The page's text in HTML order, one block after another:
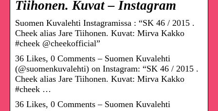
Tiihonen. Kuvat – Instagram
Suomen Kuvalehti Instagramissa : “SK 46 / 2015 .
Cheek alias Jare Tiihonen. Kuvat: Mirva Kakko
#cheek @cheekofficial”
36 Likes, 0 Comments – Suomen Kuvalehti
(@suomenkuvalehti) on Instagram: “SK 46 / 2015 .
Cheek alias Jare Tiihonen. Kuvat: Mirva Kakko
#cheek …
36 Likes, 0 Comments – Suomen Kuvalehti